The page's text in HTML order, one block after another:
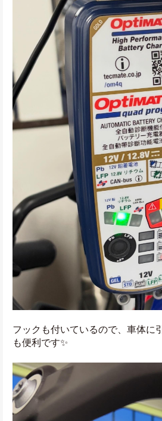
フックも付いているので、車体に
も便利です✨